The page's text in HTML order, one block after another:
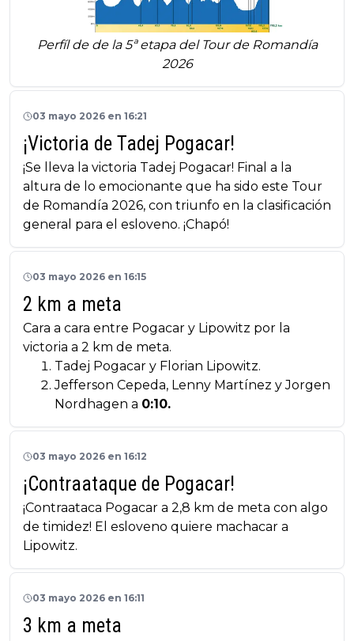
Perfíl de de la 5ª etapa del Tour de Romandía
2026
03 mayo 2026 en 16:21
¡Victoria de Tadej Pogacar!
¡Se lleva la victoria Tadej Pogacar! Final a la
altura de lo emocionante que ha sido este Tour
de Romandía 2026, con triunfo en la clasificación
general para el esloveno. ¡Chapó!
03 mayo 2026 en 16:15
2 km a meta
Cara a cara entre Pogacar y Lipowitz por la
victoria a 2 km de meta.
Tadej Pogacar y Florian Lipowitz.
Jefferson Cepeda, Lenny Martínez y Jorgen
Nordhagen a 0:10.
03 mayo 2026 en 16:12
¡Contraataque de Pogacar!
¡Contraataca Pogacar a 2,8 km de meta con algo
de timidez! El esloveno quiere machacar a
Lipowitz.
03 mayo 2026 en 16:11
3 km a meta